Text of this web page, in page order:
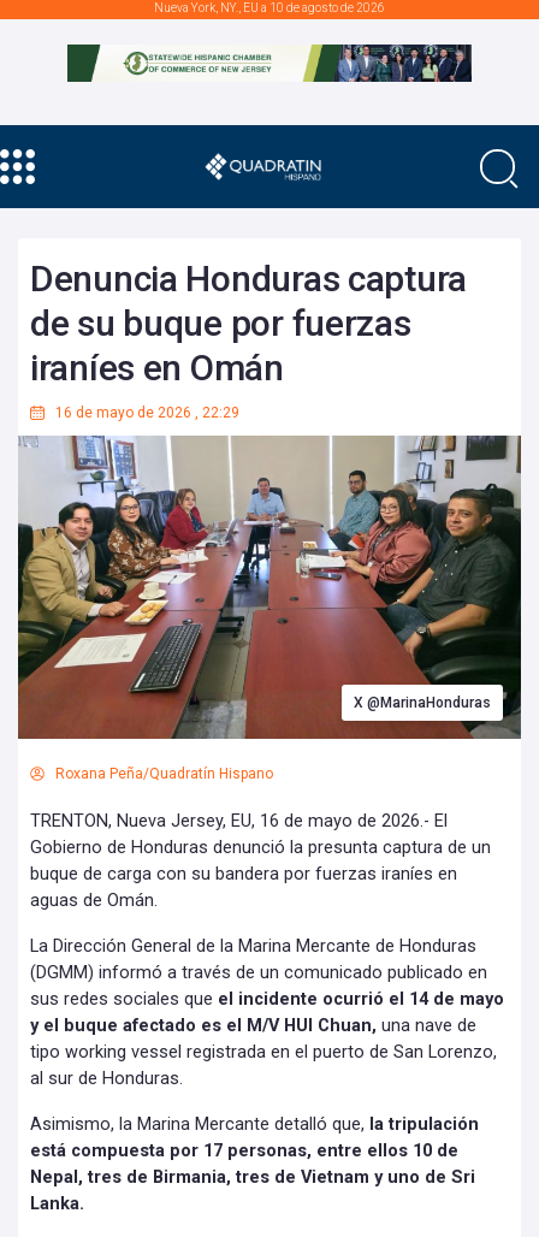
Nueva York, NY., EU a 10 de agosto de 2026
Denuncia Honduras captura
de su buque por fuerzas
iraníes en Omán
16 de mayo de 2026 , 22:29
X @MarinaHonduras
Roxana Peña/Quadratín Hispano
TRENTON, Nueva Jersey, EU, 16 de mayo de 2026.- El
Gobierno de Honduras denunció la presunta captura de un
buque de carga con su bandera por fuerzas iraníes en
aguas de Omán.
La Dirección General de la Marina Mercante de Honduras
(DGMM) informó a través de un comunicado publicado en
sus redes sociales que el incidente ocurrió el 14 de mayo
y el buque afectado es el M/V HUI Chuan, una nave de
tipo working vessel registrada en el puerto de San Lorenzo,
al sur de Honduras.
Asimismo, la Marina Mercante detalló que, la tripulación
está compuesta por 17 personas, entre ellos 10 de
Nepal, tres de Birmania, tres de Vietnam y uno de Sri
Lanka.